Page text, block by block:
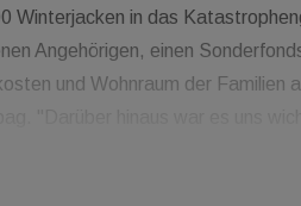
Winterjacken in das
Angehörigen, einen
und Wohnraum der Familien